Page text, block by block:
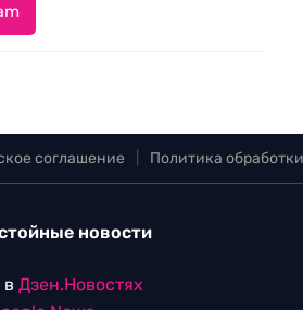
соглашение Политика
новости
Дзен.Новостях